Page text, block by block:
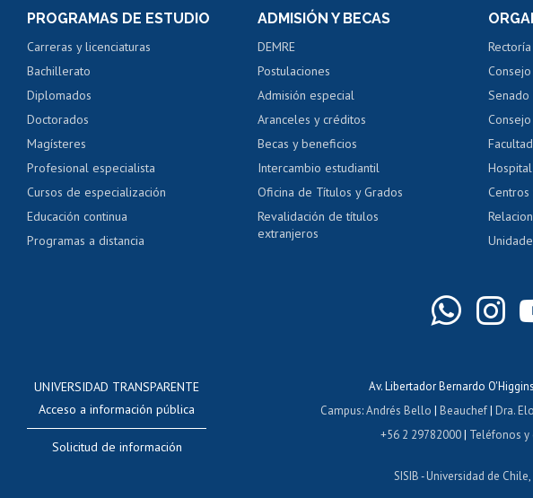
Servicio médico y dental
Pago de arancel y crédito alumnos
Pago de arancel y crédito exalumnos
Certificado de títulos y grados
Mi Uchile Ayuda tecnológica
PROGRAMAS DE ESTUDIO
Carreras y licenciaturas
Bachillerato
Diplomados
Doctorados
Magísteres
Profesional especialista
Cursos de especialización
Educación continua
Programas a distancia
ADMISIÓN Y BECAS
DEMRE
Postulaciones
Admisión especial
Aranceles y créditos
Becas y beneficios
Intercambio estudiantil
Oficina de Títulos y Grados
Revalidación de títulos
extranjeros
Rectoría
Senado
UNIVERSIDAD TRANSPARENTE
Acceso a información pública
Solicitud de información
Av. Libertador Bernardo
Campus:Andrés Bello | Beauchef| Dra.
+56 2 29782000| Teléfonos y
SISIB -Universidad de Chile